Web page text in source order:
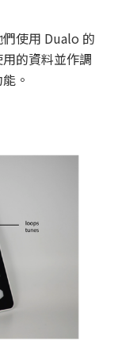
使用 Dualo 的
的資料並作調
。